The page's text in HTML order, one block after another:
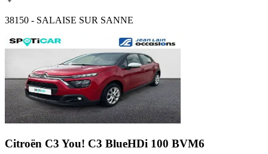
38150 - SALAISE SUR SANNE
Citroën C3 You! C3 BlueHDi 100 BVM6